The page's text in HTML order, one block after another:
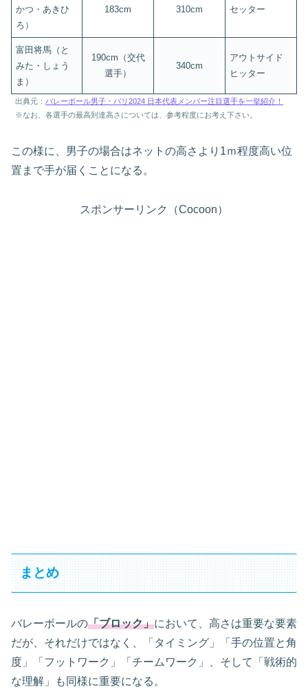
かつ・あきひ
ろ）
183cm 310cm セッター
富田将馬（と
みた・しょう
ま）
190cm（交代
選手）
340cm
アウトサイド
ヒッター
出典元： バレーボール男子・パリ2024 日本代表メンバー注目選手を一挙紹介！
※なお、各選手の最高到達高さについては、参考程度にお考え下さい。
この様に、男子の場合はネットの高さより1ｍ程度高い位
置まで手が届くことになる。
スポンサーリンク（Cocoon）
まとめ
バレーボールの「ブロック」において、高さは重要な要素
だが、それだけではなく、「タイミング」「手の位置と角
度」「フットワーク」「チームワーク」、そして「戦術的
な理解」も同様に重要になる。